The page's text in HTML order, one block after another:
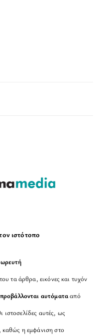
ιστότοπο
τα άρθρα, εικόνες και τυχόν
προβάλλονται αυτόματααπό
ιστοσελίδες αυτές, ως
, καθώς η εμφάνιση στο